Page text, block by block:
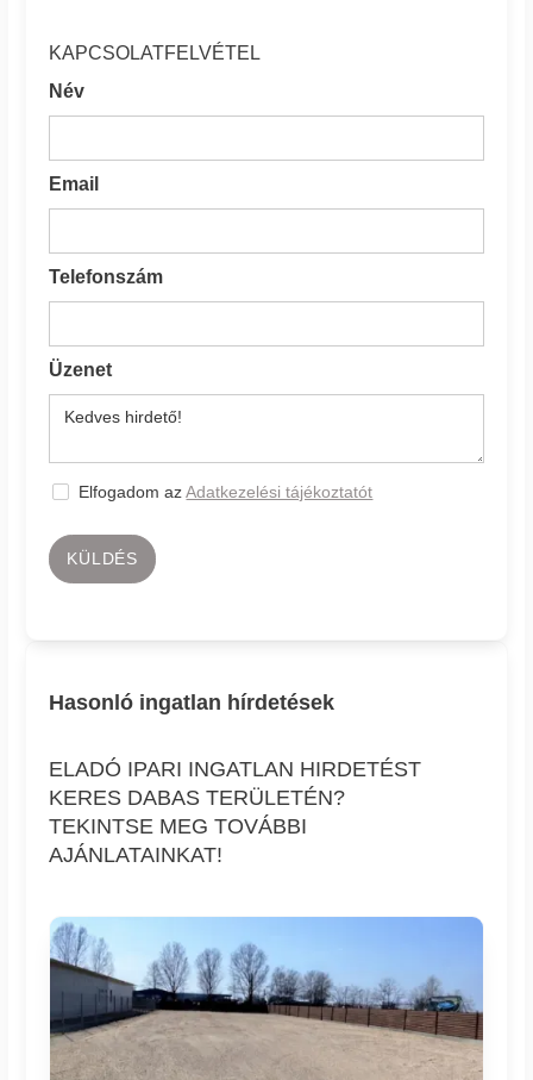
KAPCSOLATFELVÉTEL
Név
Email
Telefonszám
Üzenet
Elfogadom azAdatkezelési tájékoztatót
KÜLDÉS
Hasonló ingatlan hírdetések
ELADÓ IPARI INGATLAN HIRDETÉST
KERES DABAS TERÜLETÉN?
TEKINTSE MEG TOVÁBBI
AJÁNLATAINKAT!